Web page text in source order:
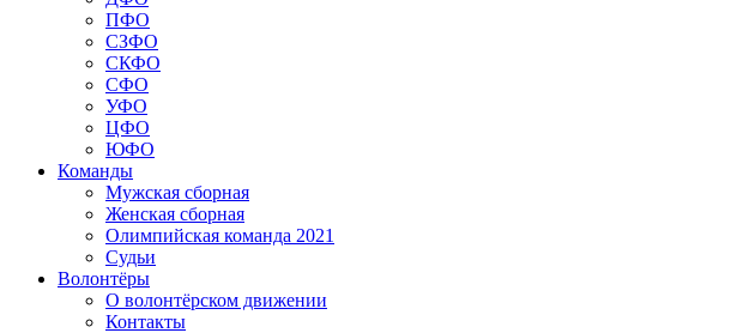
ПФО
СЗФО
СКФО
СФО
УФО
ЦФО
ЮФО
Команды
Мужская сборная
Женская сборная
Олимпийская команда 2021
Судьи
Волонтёры
О волонтёрском движении
Контакты